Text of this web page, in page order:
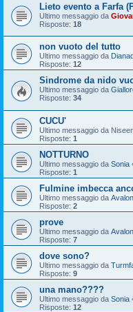
Lieto evento a Farfa
Ultimo messaggio da
Risposte: 18
non vuoto del tutto
Ultimo messaggio da
Risposte: 12
Sindrome da nido
Ultimo messaggio da
Risposte: 34
CUCU'
Ultimo messaggio da
Risposte: 1
NOTTURNO
Ultimo messaggio da Sonia
Risposte: 1
Fulmine imbecca
Ultimo messaggio da
Risposte: 2
prove
Ultimo messaggio da
Risposte: 7
dove sono?
Ultimo messaggio da
Risposte: 9
una mano????
Ultimo messaggio da Sonia
Risposte: 12